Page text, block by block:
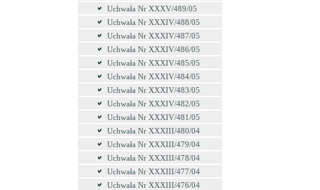
Uchwała Nr XXXV/489/05
Uchwała Nr XXXIV/488/05
Uchwała Nr XXXIV/487/05
Uchwała Nr XXXIV/486/05
Uchwała Nr XXXIV/485/05
Uchwała Nr XXXIV/484/05
Uchwała Nr XXXIV/483/05
Uchwała Nr XXXIV/482/05
Uchwała Nr XXXIV/481/05
Uchwała Nr XXXIII/480/04
Uchwała Nr XXXIII/479/04
Uchwała Nr XXXIII/478/04
Uchwała Nr XXXIII/477/04
Uchwała Nr XXXIII/476/04